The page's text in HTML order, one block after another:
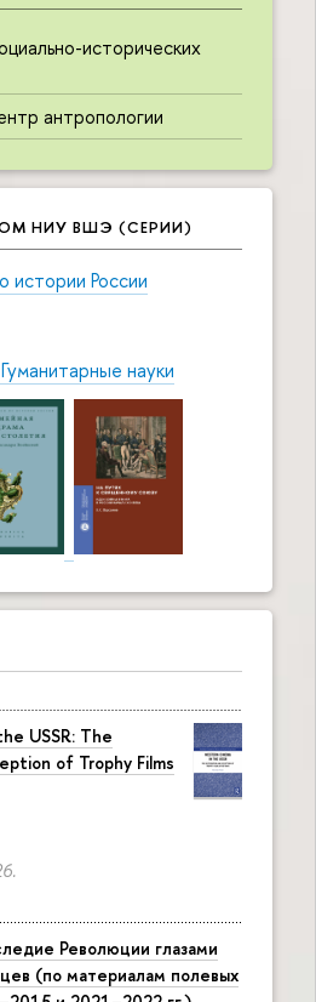
исторических
антропологии
НИУ ВШЭ (СЕРИИ)
истории России
науки
USSR: The
of Trophy Films
Революции глазами
(по материалам полевых